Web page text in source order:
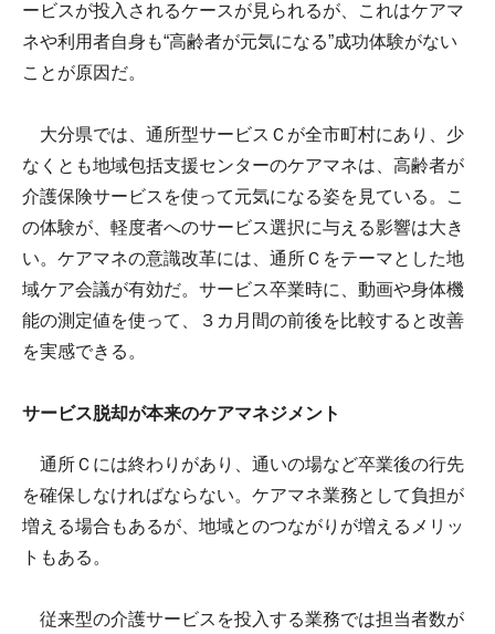
ービスが投入されるケースが見られるが、これはケアマ
ネや利用者自身も“高齢者が元気になる”成功体験がない
ことが原因だ。
大分県では、通所型サービスＣが全市町村にあり、少
なくとも地域包括支援センターのケアマネは、高齢者が
介護保険サービスを使って元気になる姿を見ている。こ
の体験が、軽度者へのサービス選択に与える影響は大き
い。ケアマネの意識改革には、通所Ｃをテーマとした地
域ケア会議が有効だ。サービス卒業時に、動画や身体機
能の測定値を使って、３カ月間の前後を比較すると改善
を実感できる。
サービス脱却が本来のケアマネジメント
通所Ｃには終わりがあり、通いの場など卒業後の行先
を確保しなければならない。ケアマネ業務として負担が
増える場合もあるが、地域とのつながりが増えるメリッ
トもある。
従来型の介護サービスを投入する業務では担当者数が